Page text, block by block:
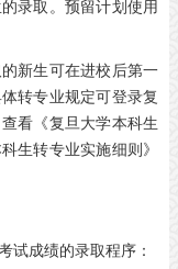
录取。预留计划使用
新生可在进校后第一
转专业规定可登录复
看《复旦大学本科生
生转专业实施细则》
试成绩的录取程序：